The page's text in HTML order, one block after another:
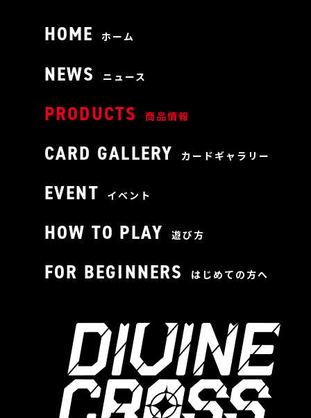
HOME ホーム
NEWS ニュース
PRODUCTS 商品情報
CARD GALLERY カードギャラリー
EVENT イベント
HOW TO PLAY 遊び方
FOR BEGINNERS はじめての方へ